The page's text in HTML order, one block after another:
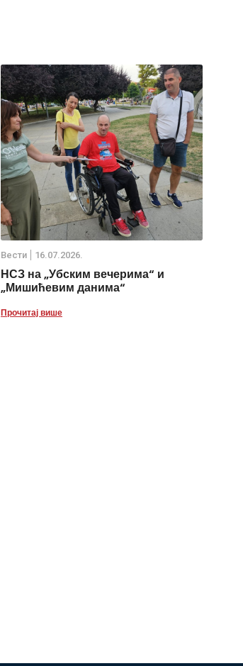
Вести 16.07.2026.
НСЗ на „Убским вечерима“ и
„Мишићевим данима“
Прочитај више